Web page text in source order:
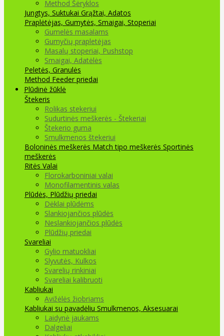
Method Šėryklos
Jungtys, Suktukai Grąžtai, Adatos
Praplėtėjas, Gumytės, Smaigai, Stoperiai
Gumelės masalams
Gumyčių prapletėjas
Masalų stoperiai, Pushstop
Smaigai, Adatėlės
Peletės, Granulės
Method Feeder priedai
Plūdinė žūklė
Štekeris
Rolikas stekeriui
Sudurtinės meškerės - Štekeriai
Štekerio guma
Smulkmenos štekeriui
Boloninės meškerės Match tipo meškerės Sportinės
meškerės
Ritės Valai
Florokarboniniai valai
Monofilamentinis valas
Plūdės, Plūdžių priedai
Dėklai plūdėms
Slankiojančios plūdės
Neslankiojančios plūdės
Plūdžių priedai
Svareliai
Gylio matuokliai
Slyvutės, Kulkos
Svarelių rinkiniai
Svareliai kalibruoti
Kabliukai
Avižėlės žiobriams
Kabliukai su pavadėliu Smulkmenos, Aksesuarai
Laidynė jaukams
Dalgeliai